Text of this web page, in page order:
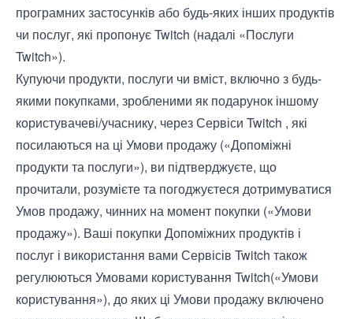
програмних застосунків або будь-яких інших продуктів
чи послуг, які пропонує Twitch (надалі «Послуги
Twitch»).
Купуючи продукти, послуги чи вміст, включно з будь-
якими покупками, зробленими як подарунок іншому
користувачеві/учаснику, через Сервіси Twitch , які
посилаються на ці Умови продажу («Допоміжні
продукти та послуги»), ви підтверджуєте, що
прочитали, розумієте та погоджуєтеся дотримуватися
Умов продажу, чинних на момент покупки («Умови
продажу»). Ваші покупки Допоміжних продуктів і
послуг і використання вами Сервісів Twitch також
регулюються Умовами користування Twitch(«Умови
користування»), до яких ці Умови продажу включено